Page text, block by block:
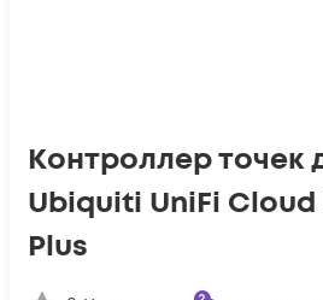
Контроллер точек
Ubiquiti UniFi Cloud
Plus